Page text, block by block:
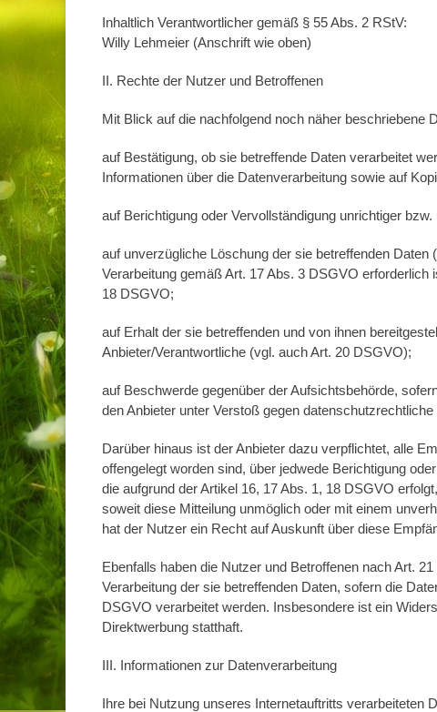
Inhaltlich Verantwortlicher gemäß § 55 Abs. 2 RStV:
Willy Lehmeier (Anschrift wie oben)
II. Rechte der Nutzer und Betroffenen
Mit Blick auf die nachfolgend noch näher beschriebene
auf Bestätigung, ob sie betreffende Daten verarbeitet
Informationen über die Datenverarbeitung sowie auf
auf Berichtigung oder Vervollständigung unrichtiger
auf unverzügliche Löschung der sie betreffenden
Verarbeitung gemäß Art. 17 Abs. 3 DSGVO
18 DSGVO;
auf Erhalt der sie betreffenden und von ihnen
Anbieter/Verantwortliche (vgl. auch Art. 20 DSGVO);
auf Beschwerde gegenüber der Aufsichtsbehörde,
den Anbieter unter Verstoß gegen
Darüber hinaus ist der Anbieter dazu verpflichtet, alle
offengelegt worden sind, über jedwede Berichtigung
die aufgrund der Artikel 16, 17 Abs. 1, 18 DSGVO
soweit diese Mitteilung unmöglich oder mit einem
hat der Nutzer ein Recht auf Auskunft über diese
Ebenfalls haben die Nutzer und Betroffenen nach Art.
Verarbeitung der sie betreffenden Daten, sofern die
DSGVO verarbeitet werden. Insbesondere ist ein
Direktwerbung statthaft.
III. Informationen zur Datenverarbeitung
Ihre bei Nutzung unseres Internetauftritts verarbeiteten